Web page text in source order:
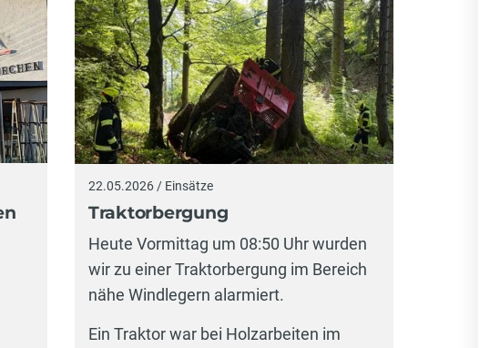
22.05.2026 / Einsätze
Traktorbergung
Heute Vormittag um 08:50 Uhr wurden
wir zu einer Traktorbergung im Bereich
nähe Windlegern alarmiert.
Ein Traktor war bei Holzarbeiten im